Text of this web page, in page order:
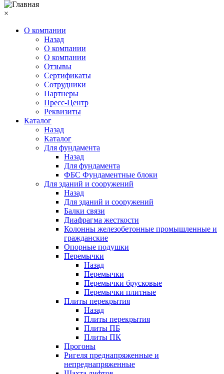
×
О компании
Назад
О компании
О компании
Отзывы
Сертификаты
Сотрудники
Партнеры
Пресс-Центр
Реквизиты
Каталог
Назад
Каталог
Для фундамента
Назад
Для фундамента
ФБС Фундаментные блоки
Для зданий и сооружений
Назад
Для зданий и сооружений
Балки связи
Диафрагма жесткости
Колонны железобетонные промышленные и
гражданские
Опорные подушки
Перемычки
Назад
Перемычки
Перемычки брусковые
Перемычки плитные
Плиты перекрытия
Назад
Плиты перекрытия
Плиты ПБ
Плиты ПК
Прогоны
Ригеля преднапряженные и
непреднапряженные